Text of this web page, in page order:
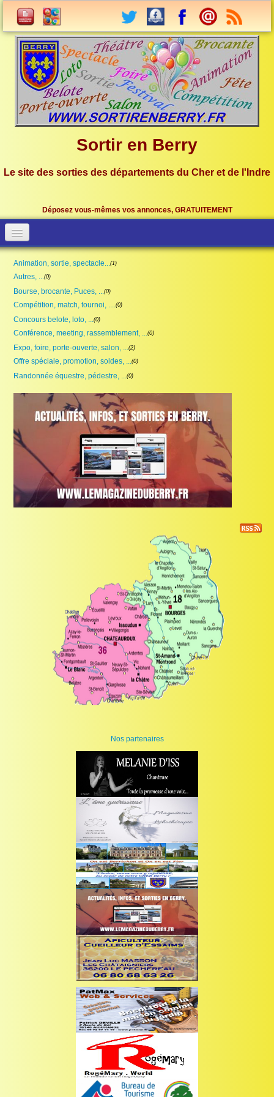
Sortir en Berry
Le site des sorties des départements du Cher et de l'Indre
Déposez vous-mêmes vos annonces, GRATUITEMENT
Proposer une annonce
FAQ
Sites à visiter
Partenaires
Recherche
Animation, sortie, spectacle...(1)
Autres, ...(0)
Bourse, brocante, Puces, ...(0)
Compétition, match, tournoi, ....(0)
Concours belote, loto, ...(0)
Conférence, meeting, rassemblement, ...(0)
Expo, foire, porte-ouverte, salon, ...(2)
Offre spéciale, promotion, soldes, ...(0)
Randonnée équestre, pédestre, ...(0)
Nos partenaires